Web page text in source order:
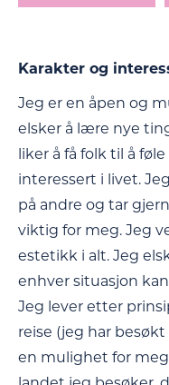
Karakter og
Jeg er en åpen og
elsker å lære nye
liker å få folk til å
interessert i livet.
på andre og tar
viktig for meg. Jeg
estetikk i alt. Jeg
enhver situasjon
Jeg lever etter
reise (jeg har
en mulighet for